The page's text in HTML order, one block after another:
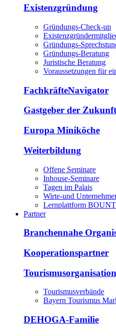
Existenzgründung
Gründungs-Check-up
Gründungs-
Gründungs-Beratung
Juristische Beratung
Voraussetzungen für
FachkräfteNavigator
Gastgeber der Zukunft
Europa Miniköche
Weiterbildung
Offene Seminare
Inhouse-Seminare
Tagen im Palais
Wirte-und
Lernplattform
Partner
Branchennahe
Kooperationspartner
Tourismusverbände
Bayern Tourismus
DEHOGA-Familie